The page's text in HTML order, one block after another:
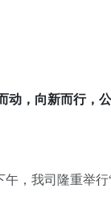
动，向新而行，
午，我司隆重举行